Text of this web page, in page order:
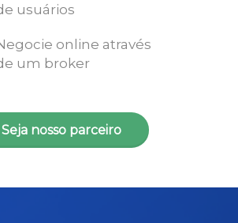
usuários
online através
um broker
Seja nosso parceiro